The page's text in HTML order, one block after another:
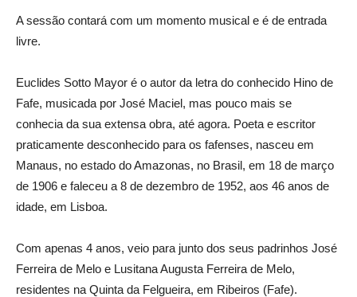
A sessão contará com um momento musical e é de entrada
livre.
Euclides Sotto Mayor é o autor da letra do conhecido Hino de
Fafe, musicada por José Maciel, mas pouco mais se
conhecia da sua extensa obra, até agora. Poeta e escritor
praticamente desconhecido para os fafenses, nasceu em
Manaus, no estado do Amazonas, no Brasil, em 18 de março
de 1906 e faleceu a 8 de dezembro de 1952, aos 46 anos de
idade, em Lisboa.
Com apenas 4 anos, veio para junto dos seus padrinhos José
Ferreira de Melo e Lusitana Augusta Ferreira de Melo,
residentes na Quinta da Felgueira, em Ribeiros (Fafe).